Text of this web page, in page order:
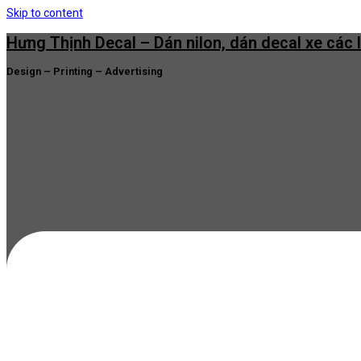
Skip to content
Hưng Thịnh Decal – Dán nilon, dán decal xe các
Design – Printing – Advertising